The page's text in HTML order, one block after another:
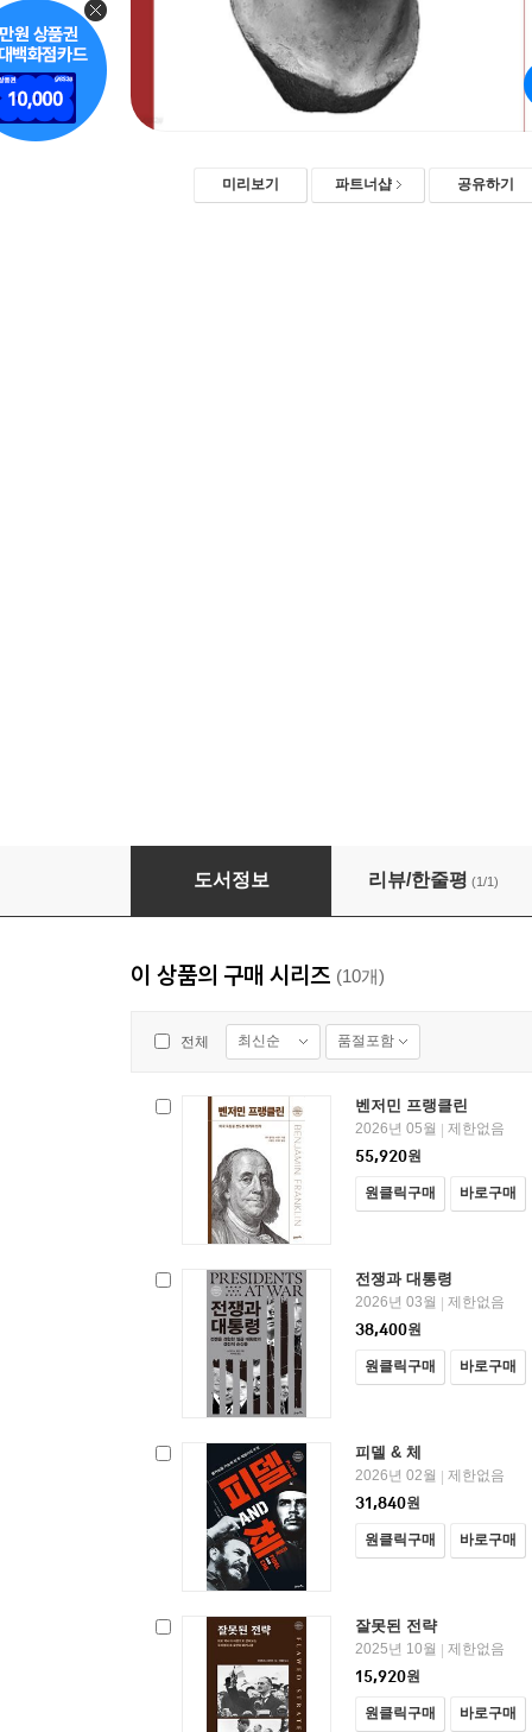
미리보기 파트너샵 공유하기
[단독 대여] 아우구스투스
도서정보 리뷰/한줄평 (1/1)
이 상품의 구매 시리즈 (10개)
전체 최신순 품절포함
벤저민 프랭클린
2026년 05월 | 제한없음
55,920원
원클릭구매 바로구매
전쟁과 대통령
2026년 03월 | 제한없음
38,400원
원클릭구매 바로구매
피델 & 체
2026년 02월 | 제한없음
31,840원
원클릭구매 바로구매
잘못된 전략
2025년 10월 | 제한없음
15,920원
원클릭구매 바로구매